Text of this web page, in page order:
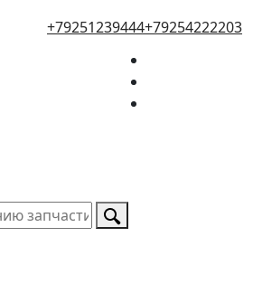
+79251239444+79254222203